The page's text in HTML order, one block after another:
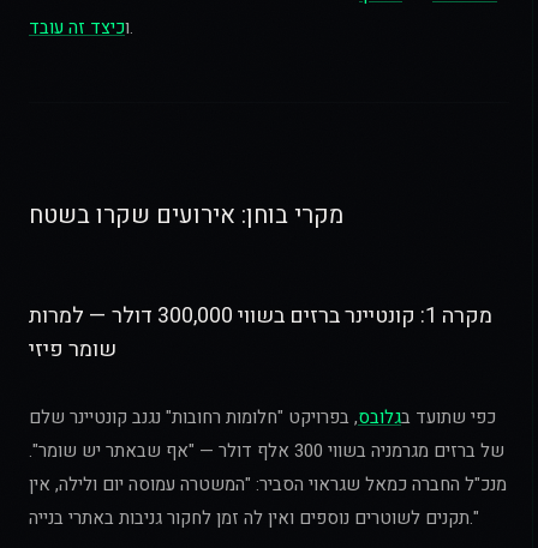
וכיצד זה עובד .
מקרי בוחן: אירועים שקרו בשטח
מקרה 1: קונטיינר ברזים בשווי 300,000 דולר — למרות
שומר פיזי
כפי שתועד בגלובס, בפרויקט "חלומות רחובות" נגנב קונטיינר שלם
של ברזים מגרמניה בשווי 300 אלף דולר — "אף שבאתר יש שומר".
מנכ"ל החברה כמאל שגראוי הסביר: "המשטרה עמוסה יום ולילה, אין
תקנים לשוטרים נוספים ואין לה זמן לחקור גניבות באתרי בנייה."